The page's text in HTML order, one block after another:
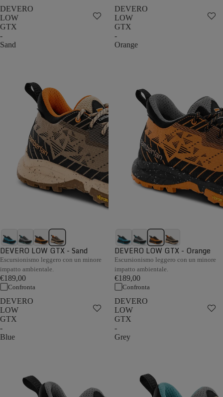
DEVERO
LOW
GTX
-
Sand
DEVERO LOW GTX - Sand
Escursionismo leggero con un minore
impatto ambientale.
€189,00
Confronta
DEVERO
LOW
GTX
-
Orange
DEVERO LOW GTX - Orange
Escursionismo leggero con un minore
impatto ambientale.
€189,00
Confronta
DEVERO
LOW
GTX
-
Blue
DEVERO
LOW
GTX
-
Grey